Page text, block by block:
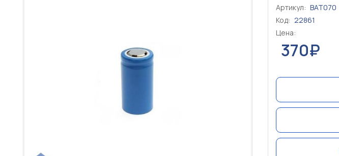
Артикул: BAT070
Код: 22861
Цена:
370₽